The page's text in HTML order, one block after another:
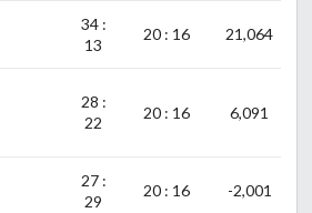
34 :
13
20 : 16 21,064
28 :
22
20 : 16 6,091
27 :
29
20 : 16 -2,001